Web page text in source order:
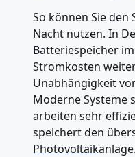
So können Sie
Nacht nutzen. In
Batteriespeicher
Stromkosten
Unabhängigkeit
Moderne Systeme
arbeiten sehr
speichert den
Photovoltaikanlage.